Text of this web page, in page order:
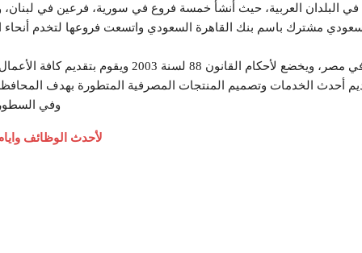
في البلدان العربية، حيث أنشأ خمسة فروع في سورية، فرعين في
مشترك باسم بنك القاهرة السعودي واتسعت فروعها لتخدم أنحاء
يعد بنك القاهرة من أعرق البنوك التجارية العاملة
وفي السطور
لأحدث الوظائف